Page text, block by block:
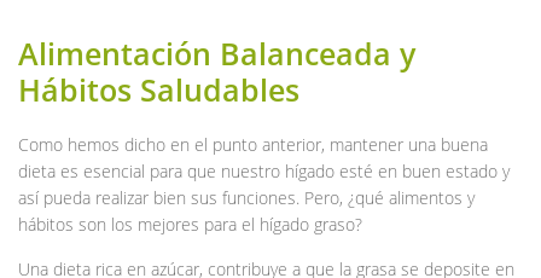
Alimentación Balanceada y
Hábitos Saludables
Como hemos dicho en el punto anterior, mantener una buena
dieta es esencial para que nuestro hígado esté en buen estado y
así pueda realizar bien sus funciones. Pero, ¿qué alimentos y
hábitos son los mejores para el hígado graso?
Una dieta rica en azúcar, contribuye a que la grasa se deposite en